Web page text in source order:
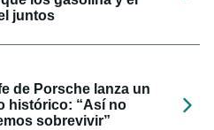
juntos
de Porsche lanza un
histórico: “Así no
sobrevivir”